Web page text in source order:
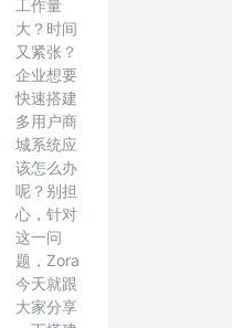
工作量
大？时间
又紧张？
企业想要
快速搭建
多用户商
城系统应
该怎么办
呢？别担
心，针对
这一问
题，Zora
今天就跟
大家分享